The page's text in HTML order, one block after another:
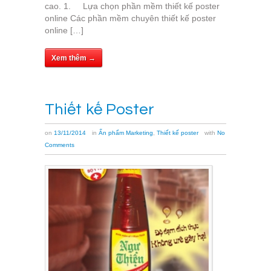
cao. 1. Lựa chọn phần mềm thiết kế poster
online Các phần mềm chuyên thiết kế poster
online […]
Xem thêm →
Thiết kế Poster
on 13/11/2014 in Ấn phẩm Marketing, Thiết kế poster with No
Comments